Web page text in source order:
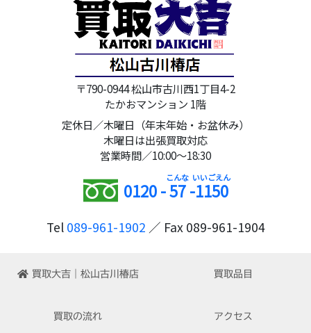
〒790-0944 松山市古川西1丁目4-2
たかおマンション 1階
定休日／木曜日（年末年始・お盆休み）
木曜日は出張買取対応
営業時間／10:00～18:30
0120 -57-1150
Tel 089-961-1902 ／ Fax 089-961-1904
買取大吉｜松山古川椿店 買取品目
買取の流れ アクセス